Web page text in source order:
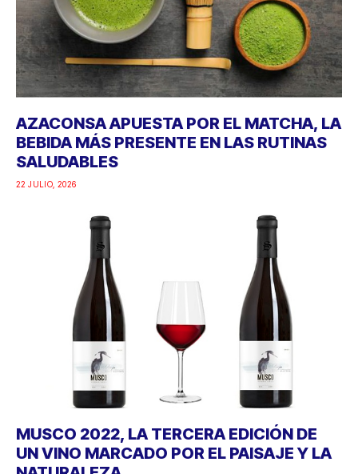
AZACONSA APUESTA POR EL MATCHA, LA
BEBIDA MÁS PRESENTE EN LAS RUTINAS
SALUDABLES
22 JULIO, 2026
MUSCO 2022, LA TERCERA EDICIÓN DE
UN VINO MARCADO POR EL PAISAJE Y LA